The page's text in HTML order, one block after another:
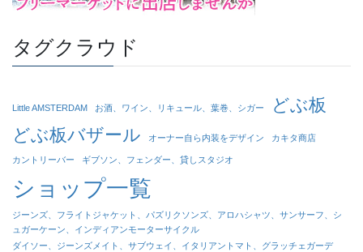
タグクラウド
Little AMSTERDAM お酒、ワイン、リキュール、葉巻、シガー
どぶ板
どぶ板バザール
オーナー自ら内装をデザイン カキタ商店
カントリーバー ギブソン、フェンダー、貸しスタジオ
ショップ一覧
ジーンズ、フライトジャケット、パズリクソンズ、アロハシャツ、サンサーフ、シ
ュガーケーン、インディアンモーターサイクル
ダイソー、ジーンズメイト、サブウェイ、イタリアントマト、グラッチェガーデ